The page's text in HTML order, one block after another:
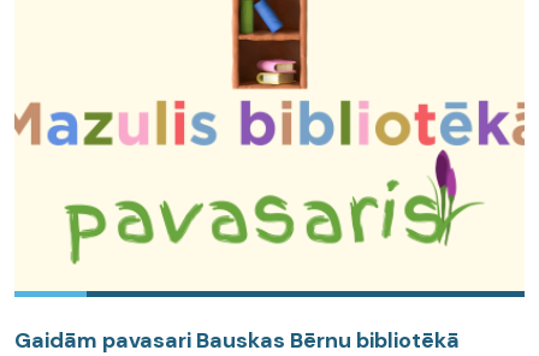
Gaidām pavasari Bauskas Bērnu bibliotēkā